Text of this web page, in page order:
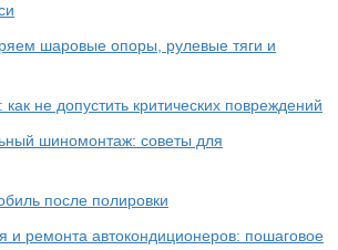
шаровые опоры, рулевые тяги и
как не допустить критических повреждений
шиномонтаж: советы для
после полировки
и ремонта автокондиционеров: пошаговое